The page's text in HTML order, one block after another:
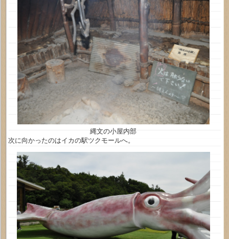
縄文の小屋内部
次に向かったのはイカの駅ツクモールへ。